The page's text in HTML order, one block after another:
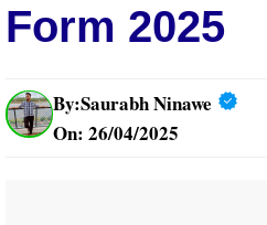
Form 2025
By:Saurabh Ninawe
On: 26/04/2025